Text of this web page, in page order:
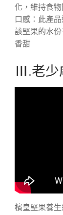
化，維持食
口感：此產
該堅果的水
香甜
Ⅲ.老少
檳皇堅果養